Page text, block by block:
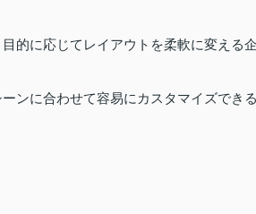
的に応じてレイアウトを柔軟に変える
ンに合わせて容易にカスタマイズでき